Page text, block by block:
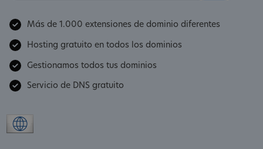
Más de 1.000 extensiones de dominio diferentes
Hosting gratuito en todos los dominios
Gestionamos todos tus dominios
Servicio de DNS gratuito